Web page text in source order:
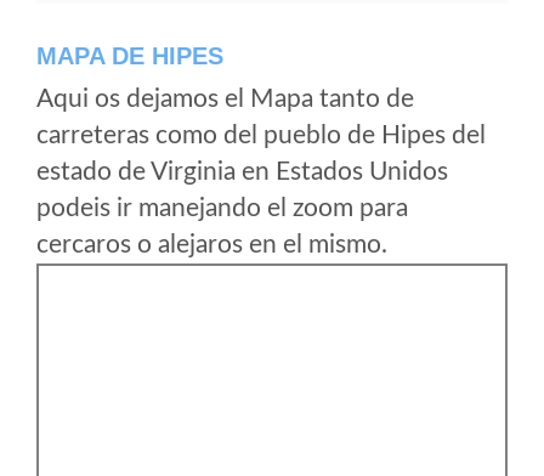
MAPA DE HIPES
Aqui os dejamos el Mapa tanto de
carreteras como del pueblo de Hipes del
estado de Virginia en Estados Unidos
podeis ir manejando el zoom para
cercaros o alejaros en el mismo.